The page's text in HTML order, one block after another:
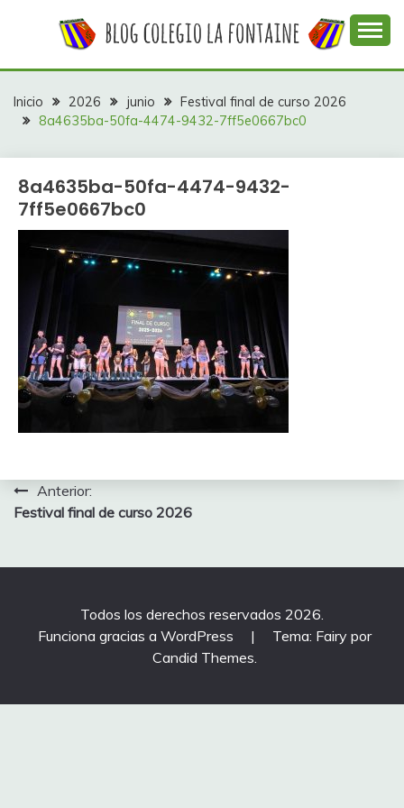
COLEGIO LA
FONTAINE
colegio La Fontaine
Inicio 2026 junio
Festival final de curso 2026
8a4635ba-50fa-4474-9432-7ff5e0667bc0
8a4635ba-50fa-4474-9432-
7ff5e0667bc0
Navegación
de
entradas
Anterior:
Festival final de curso 2026
Todos los derechos reservados 2026.
Funciona gracias a WordPress
|
Tema: Fairy por
Candid Themes